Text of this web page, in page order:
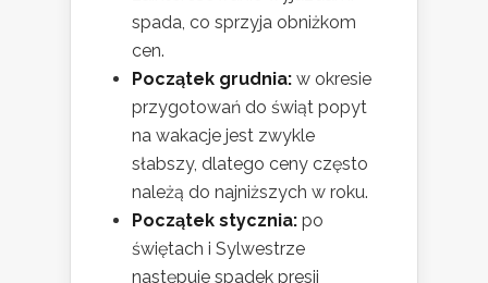
spada, co sprzyja obniżkom
cen.
Początek grudnia: w okresie
przygotowań do świąt popyt
na wakacje jest zwykle
słabszy, dlatego ceny często
należą do najniższych w roku.
Początek stycznia: po
świętach i Sylwestrze
następuje spadek presji